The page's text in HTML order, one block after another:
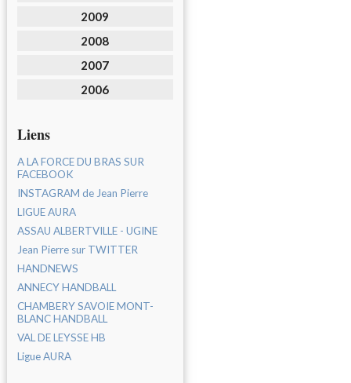
2009
2008
2007
2006
Liens
A LA FORCE DU BRAS SUR
FACEBOOK
INSTAGRAM de Jean Pierre
LIGUE AURA
ASSAU ALBERTVILLE - UGINE
Jean Pierre sur TWITTER
HANDNEWS
ANNECY HANDBALL
CHAMBERY SAVOIE MONT-
BLANC HANDBALL
VAL DE LEYSSE HB
Ligue AURA